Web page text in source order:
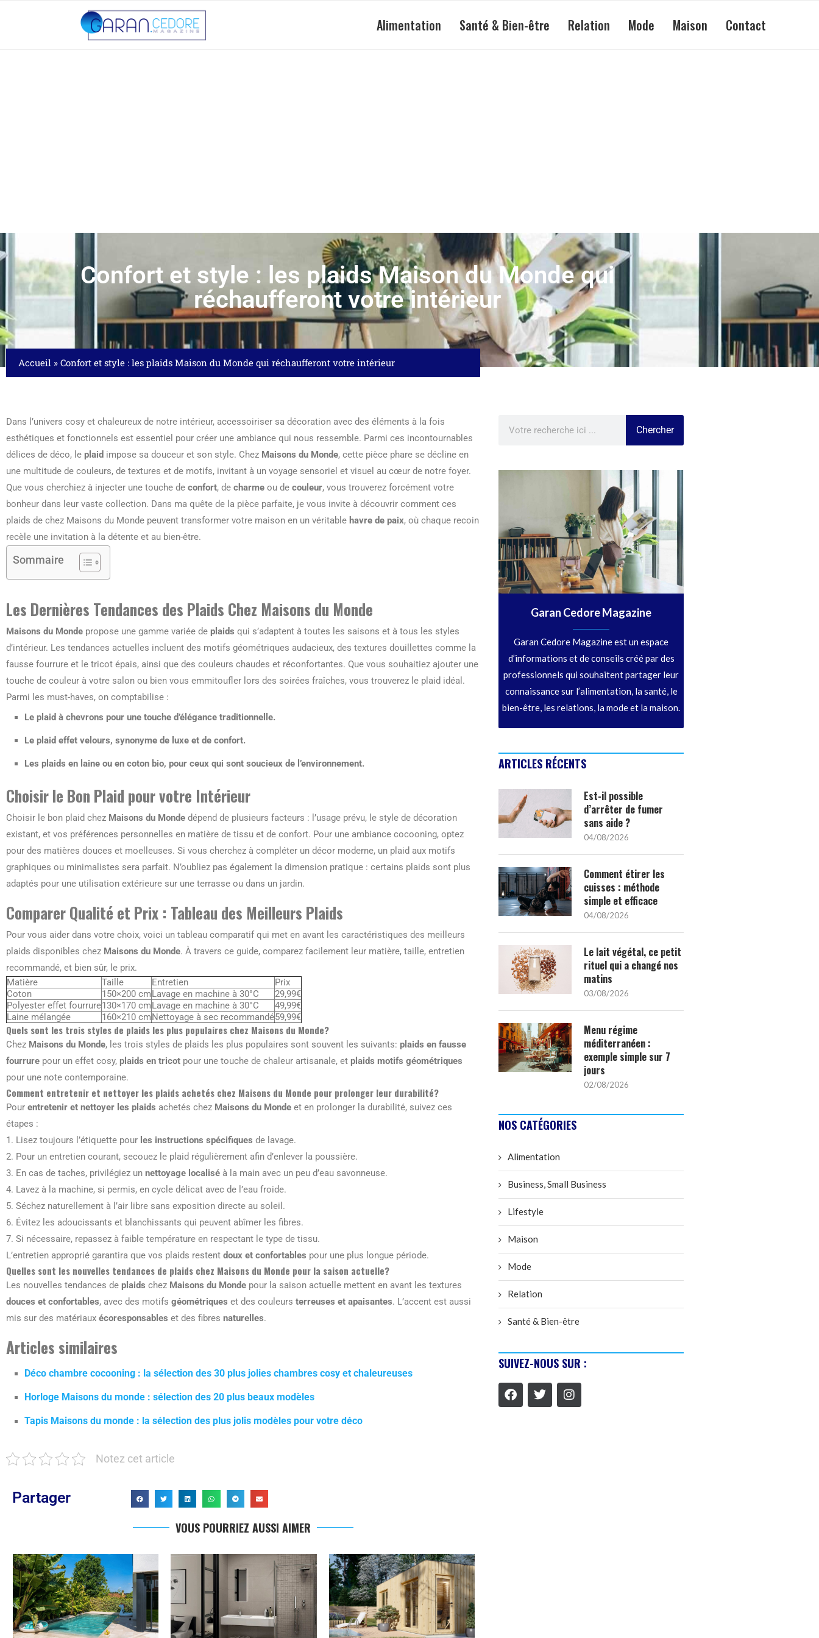
Alimentation Santé & Bien-être Relation Mode Maison Contact
Confort et style : les plaids Maison du Monde qui
réchaufferont votre intérieur
Accueil » Confort et style : les plaids Maison du Monde qui réchaufferont votre intérieur
Dans l’univers cosy et chaleureux de notre intérieur, accessoiriser sa décoration avec des éléments à la fois
esthétiques et fonctionnels est essentiel pour créer une ambiance qui nous ressemble. Parmi ces incontournables
délices de déco, le plaid impose sa douceur et son style. Chez Maisons du Monde, cette pièce phare se décline en
une multitude de couleurs, de textures et de motifs, invitant à un voyage sensoriel et visuel au cœur de notre foyer.
Que vous cherchiez à injecter une touche de confort, de charme ou de couleur, vous trouverez forcément votre
bonheur dans leur vaste collection. Dans ma quête de la pièce parfaite, je vous invite à découvrir comment ces
plaids de chez Maisons du Monde peuvent transformer votre maison en un véritable havre de paix, où chaque recoin
recèle une invitation à la détente et au bien-être.
Sommaire
Les Dernières Tendances des Plaids Chez Maisons du Monde
Maisons du Monde propose une gamme variée de plaids qui s’adaptent à toutes les saisons et à tous les styles
d’intérieur. Les tendances actuelles incluent des motifs géométriques audacieux, des textures douillettes comme la
fausse fourrure et le tricot épais, ainsi que des couleurs chaudes et réconfortantes. Que vous souhaitiez ajouter une
touche de couleur à votre salon ou bien vous emmitoufler lors des soirées fraîches, vous trouverez le plaid idéal.
Parmi les must-haves, on comptabilise :
Le plaid à chevrons pour une touche d’élégance traditionnelle.
Le plaid effet velours, synonyme de luxe et de confort.
Les plaids en laine ou en coton bio, pour ceux qui sont soucieux de l’environnement.
Choisir le Bon Plaid pour votre Intérieur
Choisir le bon plaid chez Maisons du Monde dépend de plusieurs facteurs : l’usage prévu, le style de décoration
existant, et vos préférences personnelles en matière de tissu et de confort. Pour une ambiance cocooning, optez
pour des matières douces et moelleuses. Si vous cherchez à compléter un décor moderne, un plaid aux motifs
graphiques ou minimalistes sera parfait. N’oubliez pas également la dimension pratique : certains plaids sont plus
adaptés pour une utilisation extérieure sur une terrasse ou dans un jardin.
Comparer Qualité et Prix : Tableau des Meilleurs Plaids
Pour vous aider dans votre choix, voici un tableau comparatif qui met en avant les caractéristiques des meilleurs
plaids disponibles chez Maisons du Monde. À travers ce guide, comparez facilement leur matière, taille, entretien
recommandé, et bien sûr, le prix.
Matière
Taille Entretien
Prix
Coton
150×200 cmLavage en machine à 30°C
29,99€
Polyester effet fourrure130×170 cmLavage en machine à 30°C
49,99€
Laine mélangée
160×210 cmNettoyage à sec recommandé59,99€
Quels sont les trois styles de plaids les plus populaires chez Maisons du Monde?
Chez Maisons du Monde, les trois styles de plaids les plus populaires sont souvent les suivants: plaids en fausse
fourrure pour un effet cosy, plaids en tricot pour une touche de chaleur artisanale, et plaids motifs géométriques
pour une note contemporaine.
Comment entretenir et nettoyer les plaids achetés chez Maisons du Monde pour prolonger leur durabilité?
Pour entretenir et nettoyer les plaids achetés chez Maisons du Monde et en prolonger la durabilité, suivez ces
étapes :
1. Lisez toujours l’étiquette pour les instructions spécifiques de lavage.
2. Pour un entretien courant, secouez le plaid régulièrement afin d’enlever la poussière.
3. En cas de taches, privilégiez un nettoyage localisé à la main avec un peu d’eau savonneuse.
4. Lavez à la machine, si permis, en cycle délicat avec de l’eau froide.
5. Séchez naturellement à l’air libre sans exposition directe au soleil.
6. Évitez les adoucissants et blanchissants qui peuvent abîmer les fibres.
7. Si nécessaire, repassez à faible température en respectant le type de tissu.
L’entretien approprié garantira que vos plaids restent doux et confortables pour une plus longue période.
Quelles sont les nouvelles tendances de plaids chez Maisons du Monde pour la saison actuelle?
Les nouvelles tendances de plaids chez Maisons du Monde pour la saison actuelle mettent en avant les textures
douces et confortables, avec des motifs géométriques et des couleurs terreuses et apaisantes. L’accent est aussi
mis sur des matériaux écoresponsables et des fibres naturelles.
Articles similaires
Déco chambre cocooning : la sélection des 30 plus jolies chambres cosy et chaleureuses
Horloge Maisons du monde : sélection des 20 plus beaux modèles
Tapis Maisons du monde : la sélection des plus jolis modèles pour votre déco
Notez cet article
Partager
VOUS POURRIEZ AUSSI AIMER
Chercher
Garan Cedore Magazine
Garan Cedore Magazine est un espace
d’informations et de conseils créé par des
professionnels qui souhaitent partager leur
connaissance sur l’alimentation, la santé, le
bien-être, les relations, la mode et la maison.
ARTICLES RÉCENTS
Est-il possible
d’arrêter de fumer
sans aide ?
04/08/2026
Comment étirer les
cuisses : méthode
simple et efficace
04/08/2026
Le lait végétal, ce petit
rituel qui a changé nos
matins
03/08/2026
Menu régime
méditerranéen :
exemple simple sur 7
jours
02/08/2026
NOS CATÉGORIES
Alimentation
Business, Small Business
Lifestyle
Maison
Mode
Relation
Santé & Bien-être
SUIVEZ-NOUS SUR :